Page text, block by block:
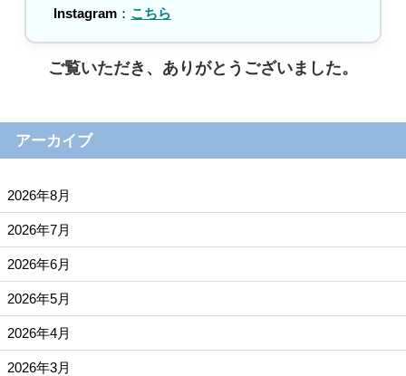
Instagram ： こちら
ご覧いただき、ありがとうございました。
アーカイブ
2026年8月
2026年7月
2026年6月
2026年5月
2026年4月
2026年3月